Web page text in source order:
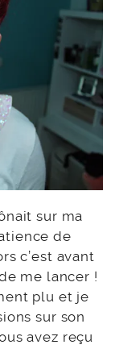
sur ma
de
c’est avant
me lancer !
plu et je
sur son
avez reçu